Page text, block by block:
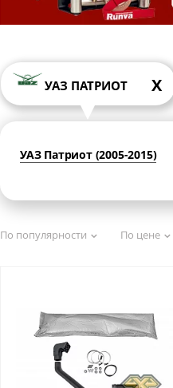
УАЗ ПАТРИОТ X
УАЗ Патриот (2005-2015)
По популярности По цене